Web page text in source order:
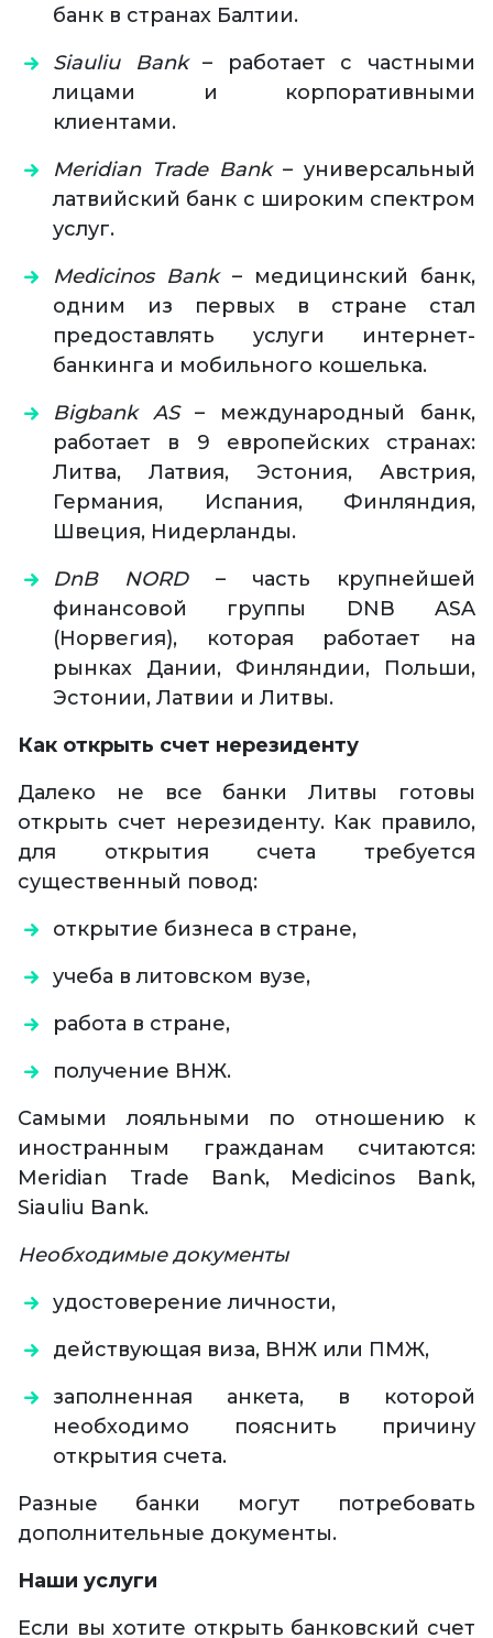
банк в странах Балтии.
Siauliu Bank– работает с частными
лицами и корпоративными
клиентами.
Meridian Trade Bank– универсальный
латвийский банк с широким спектром
услуг.
Medicinos Bank– медицинский банк,
одним из первых в стране стал
предоставлять услуги интернет-
банкинга и мобильного кошелька.
Bigbank AS– международный банк,
работает в 9 европейских странах:
Литва, Латвия, Эстония, Австрия,
Германия, Испания, Финляндия,
Швеция, Нидерланды.
DnB NORD– часть крупнейшей
финансовой группы DNB ASA
(Норвегия), которая работает на
рынках Дании, Финляндии, Польши,
Эстонии, Латвии и Литвы.
Как открыть счет нерезиденту
Далеко не все банки Литвы готовы
открыть счет нерезиденту. Как правило,
для открытия счета требуется
существенный повод:
открытие бизнеса в стране,
учеба в литовском вузе,
работа в стране,
получение ВНЖ.
Самыми лояльными по отношению к
иностранным гражданам считаются:
Meridian Trade Bank, Medicinos Bank,
Siauliu Bank.
Необходимые документы
удостоверение личности,
действующая виза, ВНЖ или ПМЖ,
заполненная анкета, в которой
необходимо пояснить причину
открытия счета.
Разные банки могут потребовать
дополнительные документы.
Наши услуги
Если вы хотите открыть банковский счет